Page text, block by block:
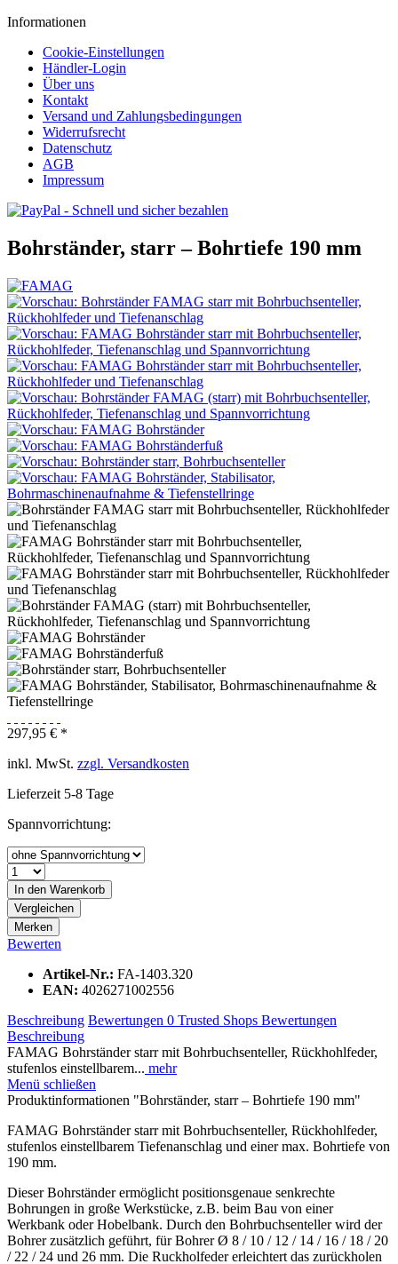
Informationen
Cookie-Einstellungen
Händler-Login
Über uns
Kontakt
Versand und Zahlungsbedingungen
Widerrufsrecht
Datenschutz
AGB
Impressum
Bohrständer, starr – Bohrtiefe 190 mm
297,95 € *
inkl. MwSt. zzgl. Versandkosten
Lieferzeit 5-8 Tage
Spannvorrichtung:
In den Warenkorb
Vergleichen
Merken
Bewerten
Artikel-Nr.: FA-1403.320
EAN: 4026271002556
Beschreibung Bewertungen 0 Trusted Shops Bewertungen
Beschreibung
FAMAG Bohrständer starr mit Bohrbuchsenteller, Rückhohlfeder,
stufenlos einstellbarem... mehr
Menü schließen
Produktinformationen "Bohrständer, starr – Bohrtiefe 190 mm"
FAMAG Bohrständer starr mit Bohrbuchsenteller, Rückhohlfeder,
stufenlos einstellbarem Tiefenanschlag und einer max. Bohrtiefe von
190 mm.
Dieser Bohrständer ermöglicht positionsgenaue senkrechte
Bohrungen in große Werkstücke, z.B. beim Bau von einer
Werkbank oder Hobelbank. Durch den Bohrbuchsenteller wird der
Bohrer zusätzlich geführt, für Bohrer Ø 8 / 10 / 12 / 14 / 16 / 18 / 20
/ 22 / 24 und 26 mm. Die Ruckholfeder erleichtert das zurückholen